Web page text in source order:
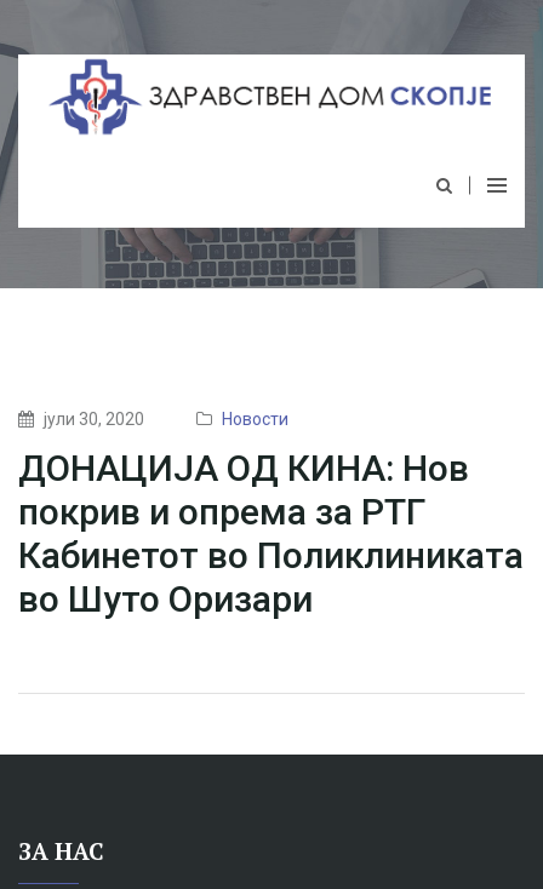
јули 30, 2020 Новости
ДОНАЦИЈА ОД КИНА: Нов
покрив и опрема за РТГ
Кабинетот во Поликлиниката
во Шуто Оризари
ЗА НАС